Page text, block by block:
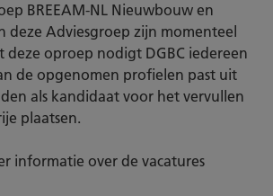
BREEAM-NL Nieuwbouw en
deze Adviesgroep zijn momenteel
deze oproep nodigt DGBC iedereen
de opgenomen profielen past uit
als kandidaat voor het vervullen
plaatsen.
informatie over de vacatures